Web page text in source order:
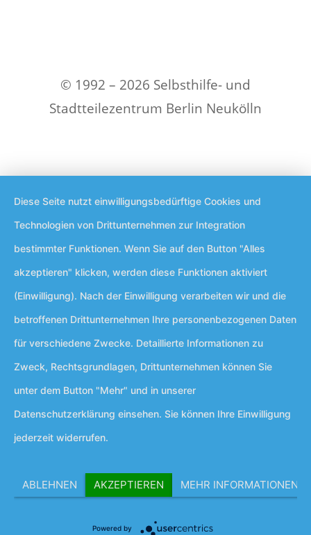
© 1992 – 2026 Selbsthilfe- und
Stadtteilezentrum Berlin Neukölln
Diese Seite nutzt einwilligungsbedürftige Cookies und
Technologien von Drittunternehmen zur Integration
bestimmter Funktionen. Wenn Sie auf den Button "Alles
akzeptieren" klicken, werden diese Funktionen aktiviert
(Einwilligung). Nach der Einwilligung verarbeiten wir und die
betroffenen Drittunternehmen Ihre personenbezogenen Daten
für verschiedene Zwecke. Detaillierte Informationen zu
Zweck, Rechtsgrundlagen, Drittunternehmen können Sie
unter dem Button "Mehr" und in unserer
Datenschutzerklärung einsehen. Sie können Ihre Einwilligung
jederzeit widerrufen.
ABLEHNEN AKZEPTIEREN MEHR INFORMATIONEN
Powered by